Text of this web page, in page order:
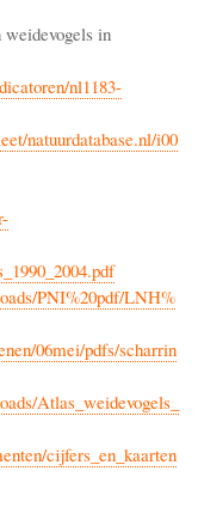
weidevogels in
nl1183-
natuurdatabase.nl/i00
PNI%20pdf/LNH%
06mei/pdfs/scharrin
Atlas_weidevogels_
cijfers_en_kaarten